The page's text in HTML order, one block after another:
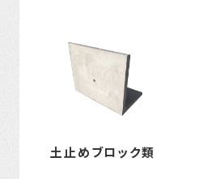
土止めブロック類